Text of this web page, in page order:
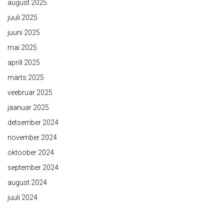
august 2025
juuli 2025
juuni 2025
mai 2025
aprill 2025
märts 2025
veebruar 2025
jaanuar 2025
detsember 2024
november 2024
oktoober 2024
september 2024
august 2024
juuli 2024